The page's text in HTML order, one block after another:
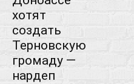
хотят
создать
Терновскую
громаду —
нардеп